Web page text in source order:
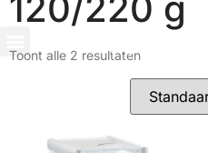
Toont alle 2 resultaten